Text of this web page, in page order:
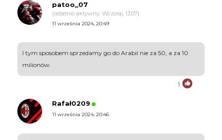
patoo_07
(ostatnio aktywny: Wczoraj, 13:07)
11 września 2024, 20:49
I tym sposobem sprzedamy go do Arabii nie za 50, a za 10
milionów.
1
Rafał0209
11 września 2024, 20:46